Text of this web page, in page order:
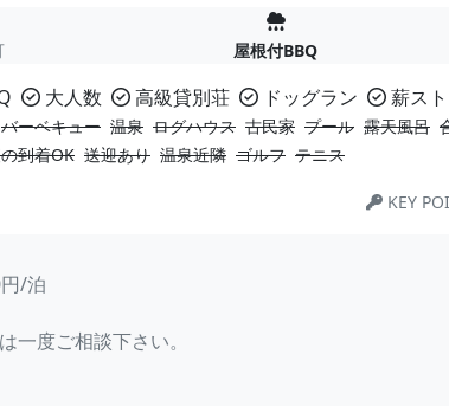
屋根付BBQ
大人数 高級貸別荘 ドッグラン 薪ス
バーベキュー 温泉 ログハウス 古民家 プール 露天風呂
到着OK 送迎あり 温泉近隣 ゴルフ テニス
KEY
/泊
一度ご相談下さい。